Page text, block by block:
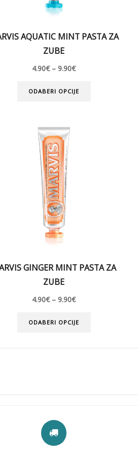
AQUATIC MINT PASTA ZA
ZUBE
4.90€– 9.90€
ODABERI OPCIJE
GINGER MINT PASTA ZA
ZUBE
4.90€– 9.90€
ODABERI OPCIJE